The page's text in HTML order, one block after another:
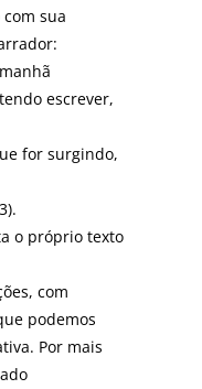
sua
escrever,
for surgindo,
o próprio texto
com
podemos
Por mais